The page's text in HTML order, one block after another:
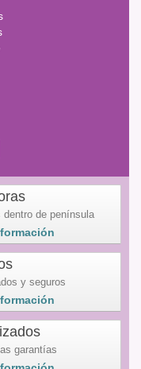
de península
y seguros
garantías